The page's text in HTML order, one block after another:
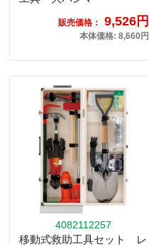
販売価格： 9,526円
本体価格: 8,660円
4082112257
移動式救助工具セット レ